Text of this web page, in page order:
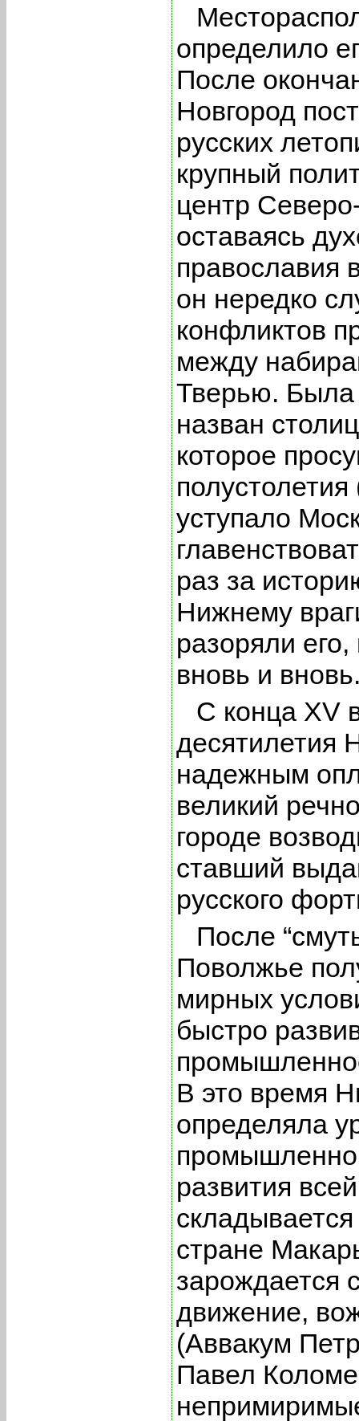
определило
После
Новгород
русских
крупный
центр
оставаясь
православия
он нередко
конфликтов
между
Тверью. Была
назван
которое
полустолетия
уступало
раз за
Нижнему
разоряли
вновь и
С конца XV
десятилетия
надежным
великий
городе
ставший
русского
После
Поволжье
мирных
быстро
В это время
определяла
развития
стране
зарождается
движение,
(Аввакум
Павел